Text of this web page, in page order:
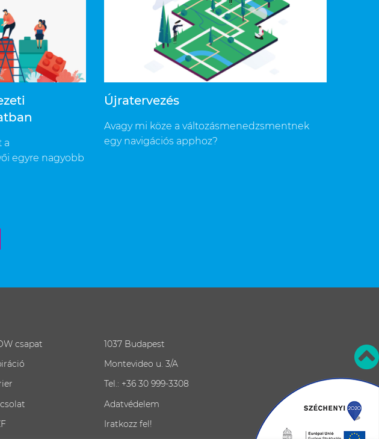
a
egyre nagyobb
Újratervezés
Avagy mi köze a változásmenedzsmentnek
egy navigációs apphoz?
csapat
1037 Budapest
Montevideo u. 3/A
Tel.: +36 30 999-3308
Adatvédelem
Iratkozz fel!